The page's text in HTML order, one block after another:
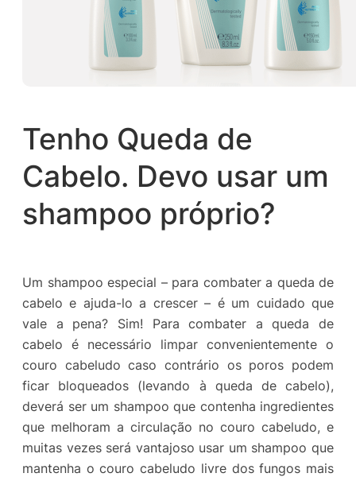
Tenho Queda de
Cabelo. Devo usar um
shampoo próprio?
Um shampoo especial – para combater a queda de
cabelo e ajuda-lo a crescer – é um cuidado que
vale a pena? Sim! Para combater a queda de
cabelo é necessário limpar convenientemente o
couro cabeludo caso contrário os poros podem
ficar bloqueados (levando à queda de cabelo),
deverá ser um shampoo que contenha ingredientes
que melhoram a circulação no couro cabeludo, e
muitas vezes será vantajoso usar um shampoo que
mantenha o couro cabeludo livre dos fungos mais